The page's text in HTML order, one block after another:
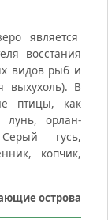
является
восстания
видов рыб и
выхухоль). В
птицы, как
лунь, орлан-
гусь,
копчик,
острова